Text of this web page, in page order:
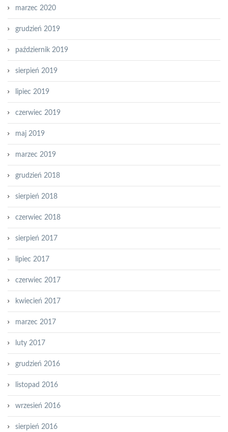
marzec 2020
grudzień 2019
październik 2019
sierpień 2019
lipiec 2019
czerwiec 2019
maj 2019
marzec 2019
grudzień 2018
sierpień 2018
czerwiec 2018
sierpień 2017
lipiec 2017
czerwiec 2017
kwiecień 2017
marzec 2017
luty 2017
grudzień 2016
listopad 2016
wrzesień 2016
sierpień 2016